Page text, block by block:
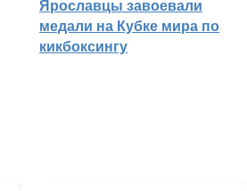
Ярославцы завоевали
медали на Кубке мира по
кикбоксингу